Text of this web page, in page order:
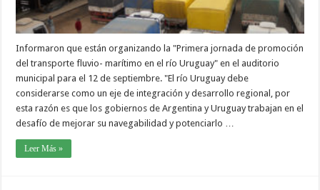
Informaron que están organizando la "Primera jornada de promoción
del transporte fluvio- marítimo en el río Uruguay" en el auditorio
municipal para el 12 de septiembre. "El río Uruguay debe
considerarse como un eje de integración y desarrollo regional, por
esta razón es que los gobiernos de Argentina y Uruguay trabajan en el
desafío de mejorar su navegabilidad y potenciarlo …
Leer Más »